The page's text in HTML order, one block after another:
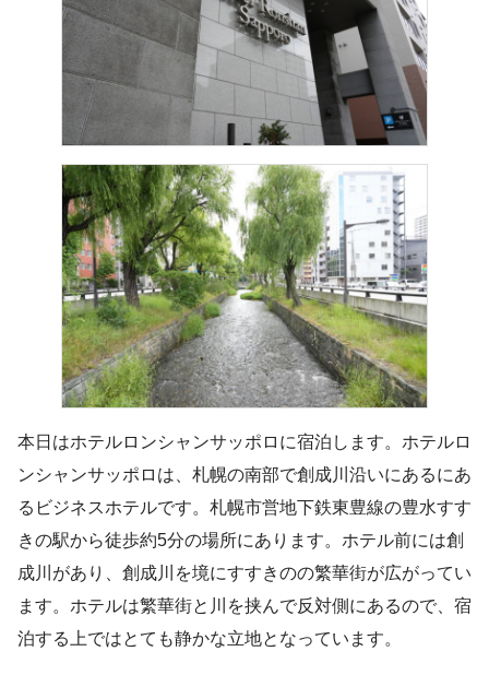
本日はホテルロンシャンサッポロに宿泊します。ホテルロ
ンシャンサッポロは、札幌の南部で創成川沿いにあるにあ
るビジネスホテルです。札幌市営地下鉄東豊線の豊水すす
きの駅から徒歩約5分の場所にあります。ホテル前には創
成川があり、創成川を境にすすきのの繁華街が広がってい
ます。ホテルは繁華街と川を挟んで反対側にあるので、宿
泊する上ではとても静かな立地となっています。